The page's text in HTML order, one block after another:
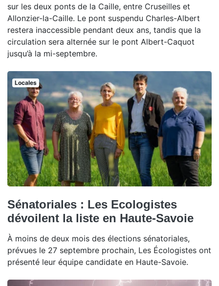
sur les deux ponts de la Caille, entre Cruseilles et
Allonzier-la-Caille. Le pont suspendu Charles-Albert
restera inaccessible pendant deux ans, tandis que la
circulation sera alternée sur le pont Albert-Caquot
jusqu’à la mi-septembre.
Locales
Sénatoriales : Les Ecologistes
dévoilent la liste en Haute-Savoie
À moins de deux mois des élections sénatoriales,
prévues le 27 septembre prochain, Les Écologistes ont
présenté leur équipe candidate en Haute-Savoie.